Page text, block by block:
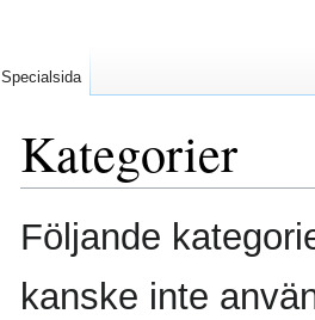
Kategorier
Hoppa
till
Hoppa
till
Följande
kanske inte
Specialsida